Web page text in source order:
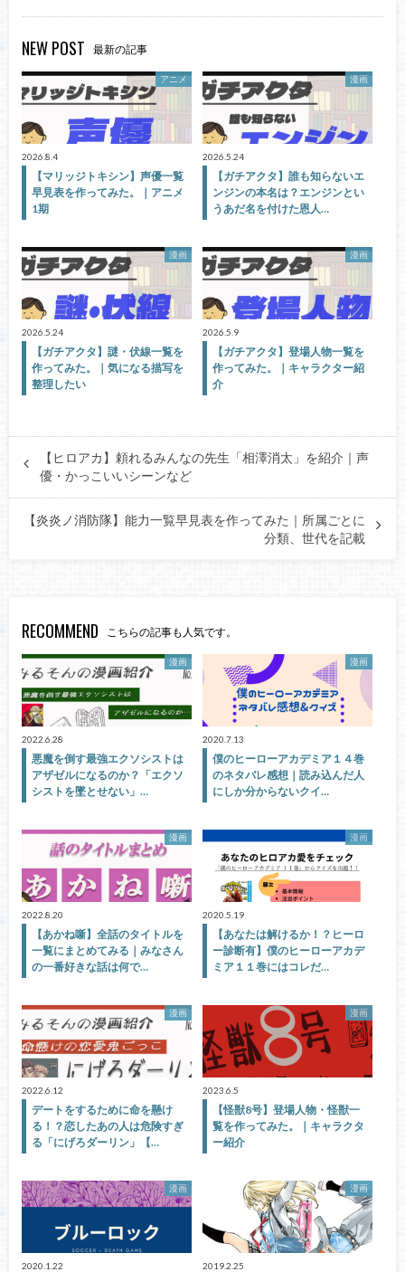
NEW POST 最新の記事
アニメ
2026.8.4
【マリッジトキシン】声優一覧
早見表を作ってみた。｜アニメ
1期
漫画
2026.5.24
【ガチアクタ】誰も知らないエ
ンジンの本名は？エンジンとい
うあだ名を付けた恩人…
漫画
2026.5.24
【ガチアクタ】謎・伏線一覧を
作ってみた。｜気になる描写を
整理したい
漫画
2026.5.9
【ガチアクタ】登場人物一覧を
作ってみた。｜キャラクター紹
介
【ヒロアカ】頼れるみんなの先生「相澤消太」を紹介｜声
優・かっこいいシーンなど
【炎炎ノ消防隊】能力一覧早見表を作ってみた｜所属ごとに
分類、世代を記載
RECOMMEND こちらの記事も人気です。
漫画
2022.6.28
悪魔を倒す最強エクソシストは
アザゼルになるのか？「エクソ
シストを墜とせない」…
漫画
2020.7.13
僕のヒーローアカデミア１４巻
のネタバレ感想｜読み込んだ人
にしか分からないクイ…
漫画
2022.8.20
【あかね噺】全話のタイトルを
一覧にまとめてみる｜みなさん
の一番好きな話は何で…
漫画
2020.5.19
【あなたは解けるか！？ヒーロ
ー診断有】僕のヒーローアカデ
ミア１１巻にはコレだ…
漫画
2022.6.12
デートをするために命を懸け
る！？恋したあの人は危険すぎ
る「にげろダーリン」【…
漫画
2023.6.5
【怪獣8号】登場人物・怪獣一
覧を作ってみた。｜キャラクタ
ー紹介
漫画
2020.1.22
漫画
2019.2.25